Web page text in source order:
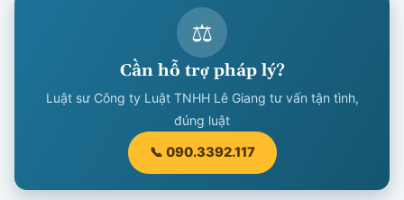
⚖
Cần hỗ trợ pháp lý?
Luật sư Công ty Luật TNHH Lê Giang tư vấn tận tình,
đúng luật
📞 090.3392.117